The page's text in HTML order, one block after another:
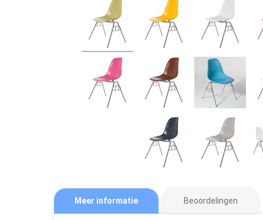
Meer informatie Beoordelingen